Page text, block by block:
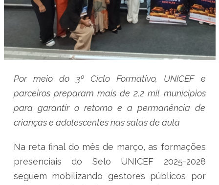
Por meio do 3º Ciclo Formativo, UNICEF e
parceiros preparam mais de 2,2 mil municípios
para garantir o retorno e a permanência de
crianças e adolescentes nas salas de aula
Na reta final do mês de março, as formações
presenciais do Selo UNICEF 2025-2028
seguem mobilizando gestores públicos por